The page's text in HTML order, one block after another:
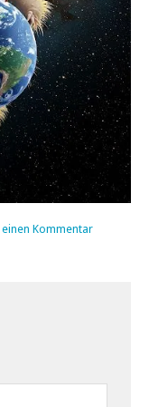
einen Kommentar